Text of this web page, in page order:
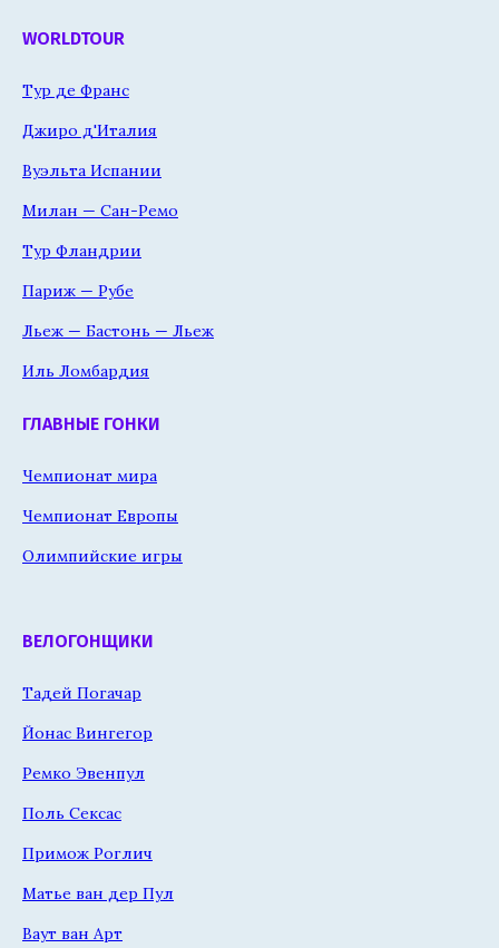
WORLDTOUR
Тур де Франс
Джиро д'Италия
Вуэльта Испании
Милан — Сан-Ремо
Тур Фландрии
Париж — Рубе
Льеж — Бастонь — Льеж
Иль Ломбардия
ГЛАВНЫЕ ГОНКИ
Чемпионат мира
Чемпионат Европы
Олимпийские игры
ВЕЛОГОНЩИКИ
Тадей Погачар
Йонас Вингегор
Ремко Эвенпул
Поль Сексас
Примож Роглич
Матье ван дер Пул
Ваут ван Арт